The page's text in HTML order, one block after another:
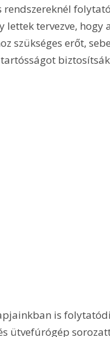
lettek tervezve, hogy
szükséges erőt,
is
ütvefúrógép